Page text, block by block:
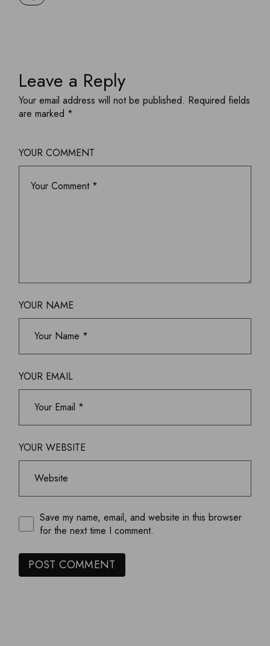
Leave a Reply
Your email address will not be published. Required fields
are marked *
YOUR COMMENT
YOUR NAME
YOUR EMAIL
YOUR WEBSITE
Save my name, email, and website in this browser
for the next time I comment.
POST COMMENT